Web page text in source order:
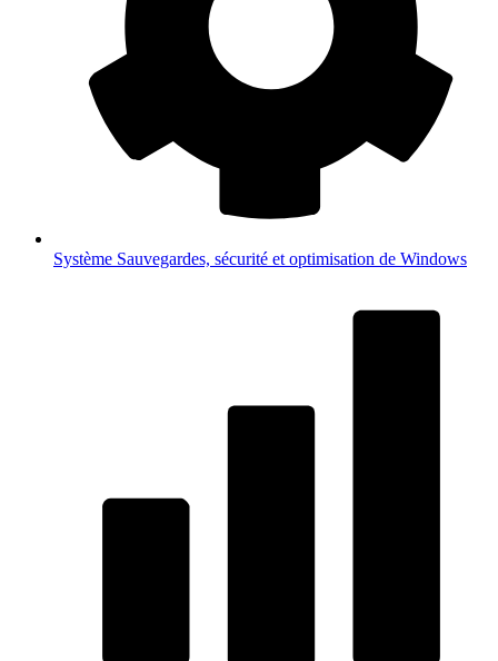
Système Sauvegardes, sécurité et optimisation de Windows